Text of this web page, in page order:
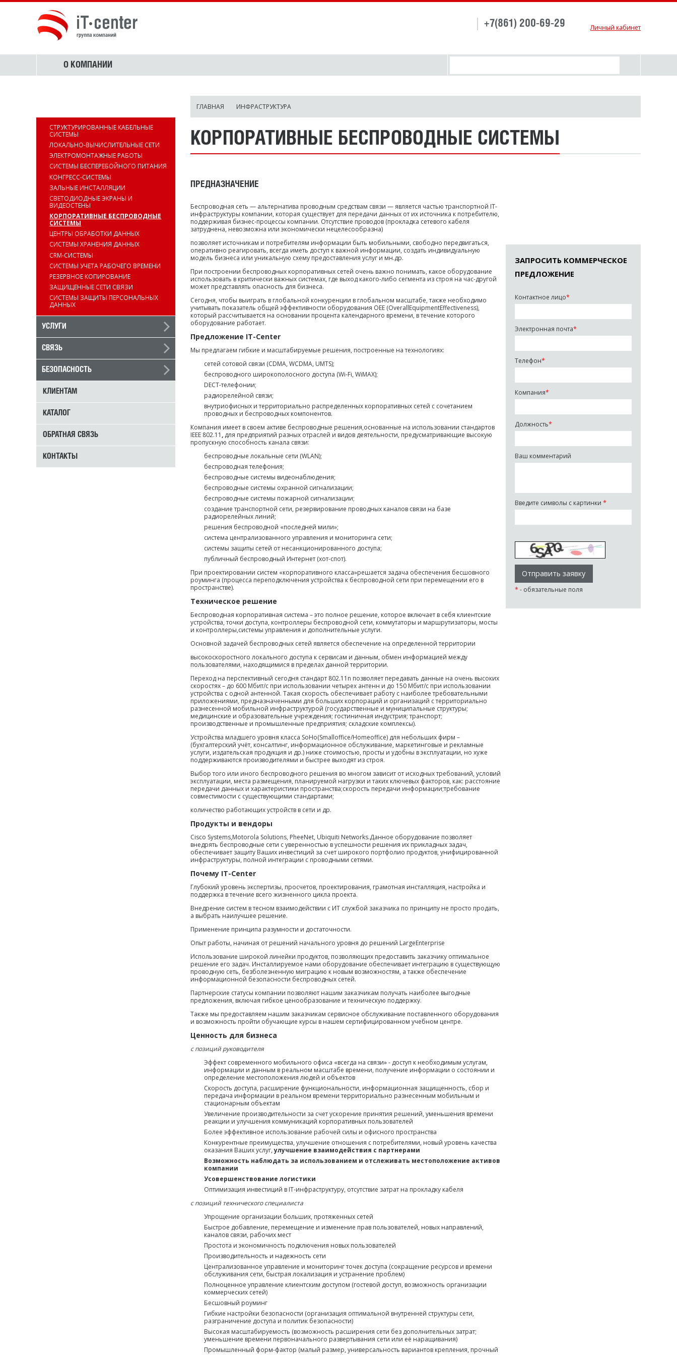
Личный кабинет
+7(861) 200-69-29
О КОМПАНИИ
СТРУКТУРИРОВАННЫЕ КАБЕЛЬНЫЕ
СИСТЕМЫ
ЛОКАЛЬНО-ВЫЧИСЛИТЕЛЬНЫЕ СЕТИ
ЭЛЕКТРОМОНТАЖНЫЕ РАБОТЫ
СИСТЕМЫ БЕСПЕРЕБОЙНОГО ПИТАНИЯ
КОНГРЕСС-СИСТЕМЫ
ЗАЛЬНЫЕ ИНСТАЛЛЯЦИИ
СВЕТОДИОДНЫЕ ЭКРАНЫ И
ВИДЕОСТЕНЫ
КОРПОРАТИВНЫЕ БЕСПРОВОДНЫЕ
СИСТЕМЫ
ЦЕНТРЫ ОБРАБОТКИ ДАННЫХ
СИСТЕМЫ ХРАНЕНИЯ ДАННЫХ
CRM-СИСТЕМЫ
СИСТЕМЫ УЧЕТА РАБОЧЕГО ВРЕМЕНИ
РЕЗЕРВНОЕ КОПИРОВАНИЕ
ЗАЩИЩЕННЫЕ СЕТИ СВЯЗИ
СИСТЕМЫ ЗАЩИТЫ ПЕРСОНАЛЬНЫХ
ДАННЫХ
УСЛУГИ
СВЯЗЬ
БЕЗОПАСНОСТЬ
КЛИЕНТАМ
КАТАЛОГ
ОБРАТНАЯ СВЯЗЬ
КОНТАКТЫ
ГЛАВНАЯ ИНФРАСТРУКТУРА
КОРПОРАТИВНЫЕ БЕСПРОВОДНЫЕ СИСТЕМЫ
ПРЕДНАЗНАЧЕНИЕ
Беспроводная сеть — альтернатива проводным средствам связи — является частью транспортной IT-
инфраструктуры компании, которая существует для передачи данных от их источника к потребителю,
поддерживая бизнес-процессы компании. Отсутствие проводов (прокладка сетевого кабеля
затруднена, невозможна или экономически нецелесообразна)
позволяет источникам и потребителям информации быть мобильными, свободно передвигаться,
оперативно реагировать, всегда иметь доступ к важной информации, создать индивидуальную
модель бизнеса или уникальную схему предоставления услуг и мн.др.
При построении беспроводных корпоративных сетей очень важно понимать, какое оборудование
использовать в критически важных системах, где выход какого-либо сегмента из строя на час-другой
может представлять опасность для бизнеса.
Сегодня, чтобы выиграть в глобальной конкуренции в глобальном масштабе, также необходимо
учитывать показатель общей эффективности оборудования OEE (OverallEquipmentEffectiveness),
который рассчитывается на основании процента календарного времени, в течение которого
оборудование работает.
Предложение IT-Center
Мы предлагаем гибкие и масштабируемые решения, построенные на технологиях:
сетей сотовой связи (CDMA, WCDMA, UMTS);
беспроводного широкополосного доступа (Wi-Fi, WiMAX);
DECT-телефонии;
радиорелейной связи;
внутриофисных и территориально распределенных корпоративных сетей с сочетанием
проводных и беспроводных компонентов.
Компания имеет в своем активе беспроводные решения,основанные на использовании стандартов
IEEE 802.11, для предприятий разных отраслей и видов деятельности, предусматривающие высокую
пропускную способность канала связи:
беспроводные локальные сети (WLAN);
беспроводная телефония;
беспроводные системы видеонаблюдения;
беспроводные системы охранной сигнализации;
беспроводные системы пожарной сигнализации;
создание транспортной сети, резервирование проводных каналов связи на базе
радиорелейных линий;
решения беспроводной «последней мили»;
система централизованного управления и мониторинга сети;
системы защиты сетей от несанкционированного доступа;
публичный беспроводный Интернет (хот-спот).
При проектировании систем «корпоративного класса»решается задача обеспечения бесшовного
роуминга (процесса переподключения устройства к беспроводной сети при перемещении его в
пространстве).
Техническое решение
Беспроводная корпоративная система – это полное решение, которое включает в себя клиентские
устройства, точки доступа, контроллеры беспроводной сети, коммутаторы и маршрутизаторы, мосты
и контроллеры,системы управления и дополнительные услуги.
Основной задачей беспроводных сетей является обеспечение на определенной территории
высокоскоростного локального доступа к сервисам и данным, обмен информацией между
пользователями, находящимися в пределах данной территории.
Переход на перспективный сегодня стандарт 802.11n позволяет передавать данные на очень высоких
скоростях – до 600 Мбит/с при использовании четырех антенн и до 150 Мбит/с при использовании
устройства с одной антенной. Такая скорость обеспечивает работу с наиболее требовательными
приложениями, предназначенными для больших корпораций и организаций с территориально
разнесенной мобильной инфраструктурой (государственные и муниципальные структуры;
медицинские и образовательные учреждения; гостиничная индустрия; транспорт;
производственные и промышленные предприятия; складские комплексы).
Устройства младшего уровня класса SoHo(Smalloffice/Homeoffice) для небольших фирм –
(бухгалтерский учёт, консалтинг, информационное обслуживание, маркетинговые и рекламные
услуги, издательская продукция и др.) ниже стоимостью, просты и удобны в эксплуатации, но хуже
поддерживаются производителями и быстрее выходят из строя.
Выбор того или иного беспроводного решения во многом зависит от исходных требований, условий
эксплуатации, места размещения, планируемой нагрузки и таких ключевых факторов, как: расстояние
передачи данных и характеристики пространства;скорость передачи информации;требование
совместимости с существующими стандартами;
количество работающих устройств в сети и др.
Продукты и вендоры
Cisco Systems,Motorola Solutions, PheeNet, Ubiquiti Networks.Данное оборудование позволяет
внедрять беспроводные сети с уверенностью в успешности решения их прикладных задач,
обеспечивает защиту Ваших инвестиций за счет широкого портфолио продуктов, унифицированной
инфраструктуры, полной интеграции с проводными сетями.
Почему IT-Center
Глубокий уровень экспертизы, просчетов, проектирования, грамотная инсталляция, настройка и
поддержка в течение всего жизненного цикла проекта.
Внедрение систем в тесном взаимодействии с ИТ службой заказчика по принципу не просто продать,
а выбрать наилучшее решение.
Применение принципа разумности и достаточности.
Опыт работы, начиная от решений начального уровня до решений LargeEnterprise
Использование широкой линейки продуктов, позволяющих предоставить заказчику оптимальное
решение его задач. Инсталлируемое нами оборудование обеспечивает интеграцию в существующую
проводную сеть, безболезненную миграцию к новым возможностям, а также обеспечение
информационной безопасности беспроводных сетей.
Партнерские статусы компании позволяют нашим заказчикам получать наиболее выгодные
предложения, включая гибкое ценообразование и техническую поддержку.
Также мы предоставляем нашим заказчикам сервисное обслуживание поставленного оборудования
и возможность пройти обучающие курсы в нашем сертифицированном учебном центре.
Ценность для бизнеса
с позиций руководителя
Эффект современного мобильного офиса «всегда на связи» - доступ к необходимым услугам,
информации и данным в реальном масштабе времени, получение информации о состоянии и
определение местоположения людей и объектов
Скорость доступа, расширение функциональности, информационная защищенность, сбор и
передача информации в реальном времени территориально разнесенным мобильным и
стационарным объектам
Увеличение производительности за счет ускорение принятия решений, уменьшения времени
реакции и улучшения коммуникаций корпоративных пользователей
Более эффективное использование рабочей силы и офисного пространства
Конкурентные преимущества, улучшение отношения с потребителями, новый уровень качества
оказания Ваших услуг,улучшение взаимодействия с партнерами
Возможность наблюдать за использованием и отслеживать местоположение активов
компании
Усовершенствование логистики
Оптимизация инвестиций в IT-инфраструктуру, отсутствие затрат на прокладку кабеля
с позиций технического специалиста
Упрощение организации больших, протяженных сетей
Быстрое добавление, перемещение и изменение прав пользователей, новых направлений,
каналов связи, рабочих мест
Простота и экономичность подключения новых пользователей
Производительность и надежность сети
Централизованное управление и мониторинг точек доступа (сокращение ресурсов и времени
обслуживания сети, быстрая локализация и устранение проблем)
Полноценное управление клиентским доступом (гостевой доступ, возможность организации
коммерческих сетей)
Бесшовный роуминг
Гибкие настройки безопасности (организация оптимальной внутренней структуры сети,
разграничение доступа и политик безопасности)
Высокая масштабируемость (возможность расширения сети без дополнительных затрат;
уменьшение времени первоначального развертывания сети или её наращивания)
Промышленный форм-фактор (малый размер, универсальность вариантов крепления, прочный
ЗАПРОСИТЬ КОММЕРЧЕСКОЕ
ПРЕДЛОЖЕНИЕ
Контактное лицо*
Электронная почта*
Телефон*
Компания*
Должность*
Ваш комментарий
Введите символы с картинки *
* - обязательные поля